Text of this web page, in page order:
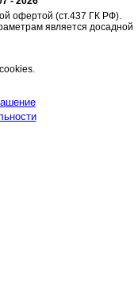
офертой (ст.437 ГК РФ).
является досадной